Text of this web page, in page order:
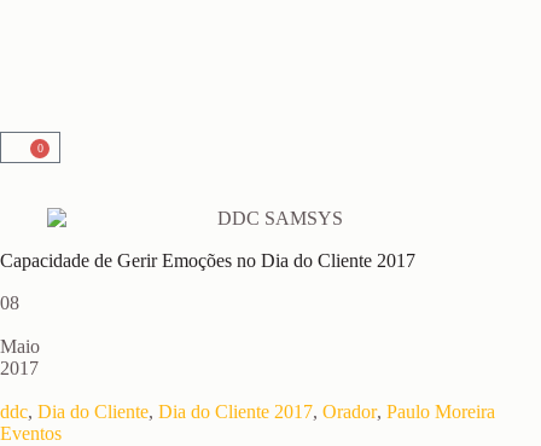
0
Capacidade de Gerir Emoções no Dia do Cliente 2017
08
Maio
2017
ddc, Dia do Cliente, Dia do Cliente 2017, Orador, Paulo Moreira
Eventos